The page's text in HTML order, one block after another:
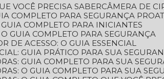
VOCÊ PRECISA SABER
CÂMERA DE
COMPLETO PARA SEGURANÇA
COMPLETO PARA INICIANTES
GUIA COMPLETO PARA SEGURANÇA
DE ACESSO: O GUIA ESSENCIAL
GUIA PRÁTICO PARA SUA
GUIA COMPLETO PARA SUA
O GUIA COMPLETO PARA SUA